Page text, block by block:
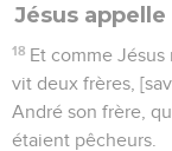
Jésus
18 Et comme
vit deux frères,
André son frère,
étaient pêcheurs.